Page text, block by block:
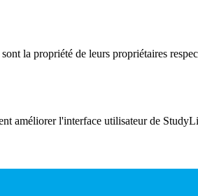
la propriété de leurs propriétaires
améliorer l'interface utilisateur de